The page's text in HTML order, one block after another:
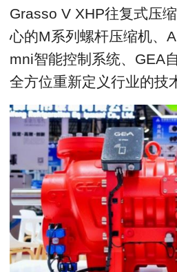
Grasso V XHP往复式压
心的M系列螺杆压缩机、
mni智能控制系统、GEA
全方位重新定义行业的技